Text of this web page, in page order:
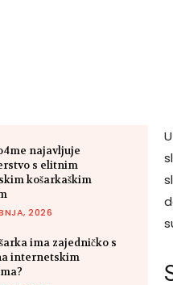
najavljuje
s elitnim
košarkaškim
2026
ima zajedničko s
internetskim